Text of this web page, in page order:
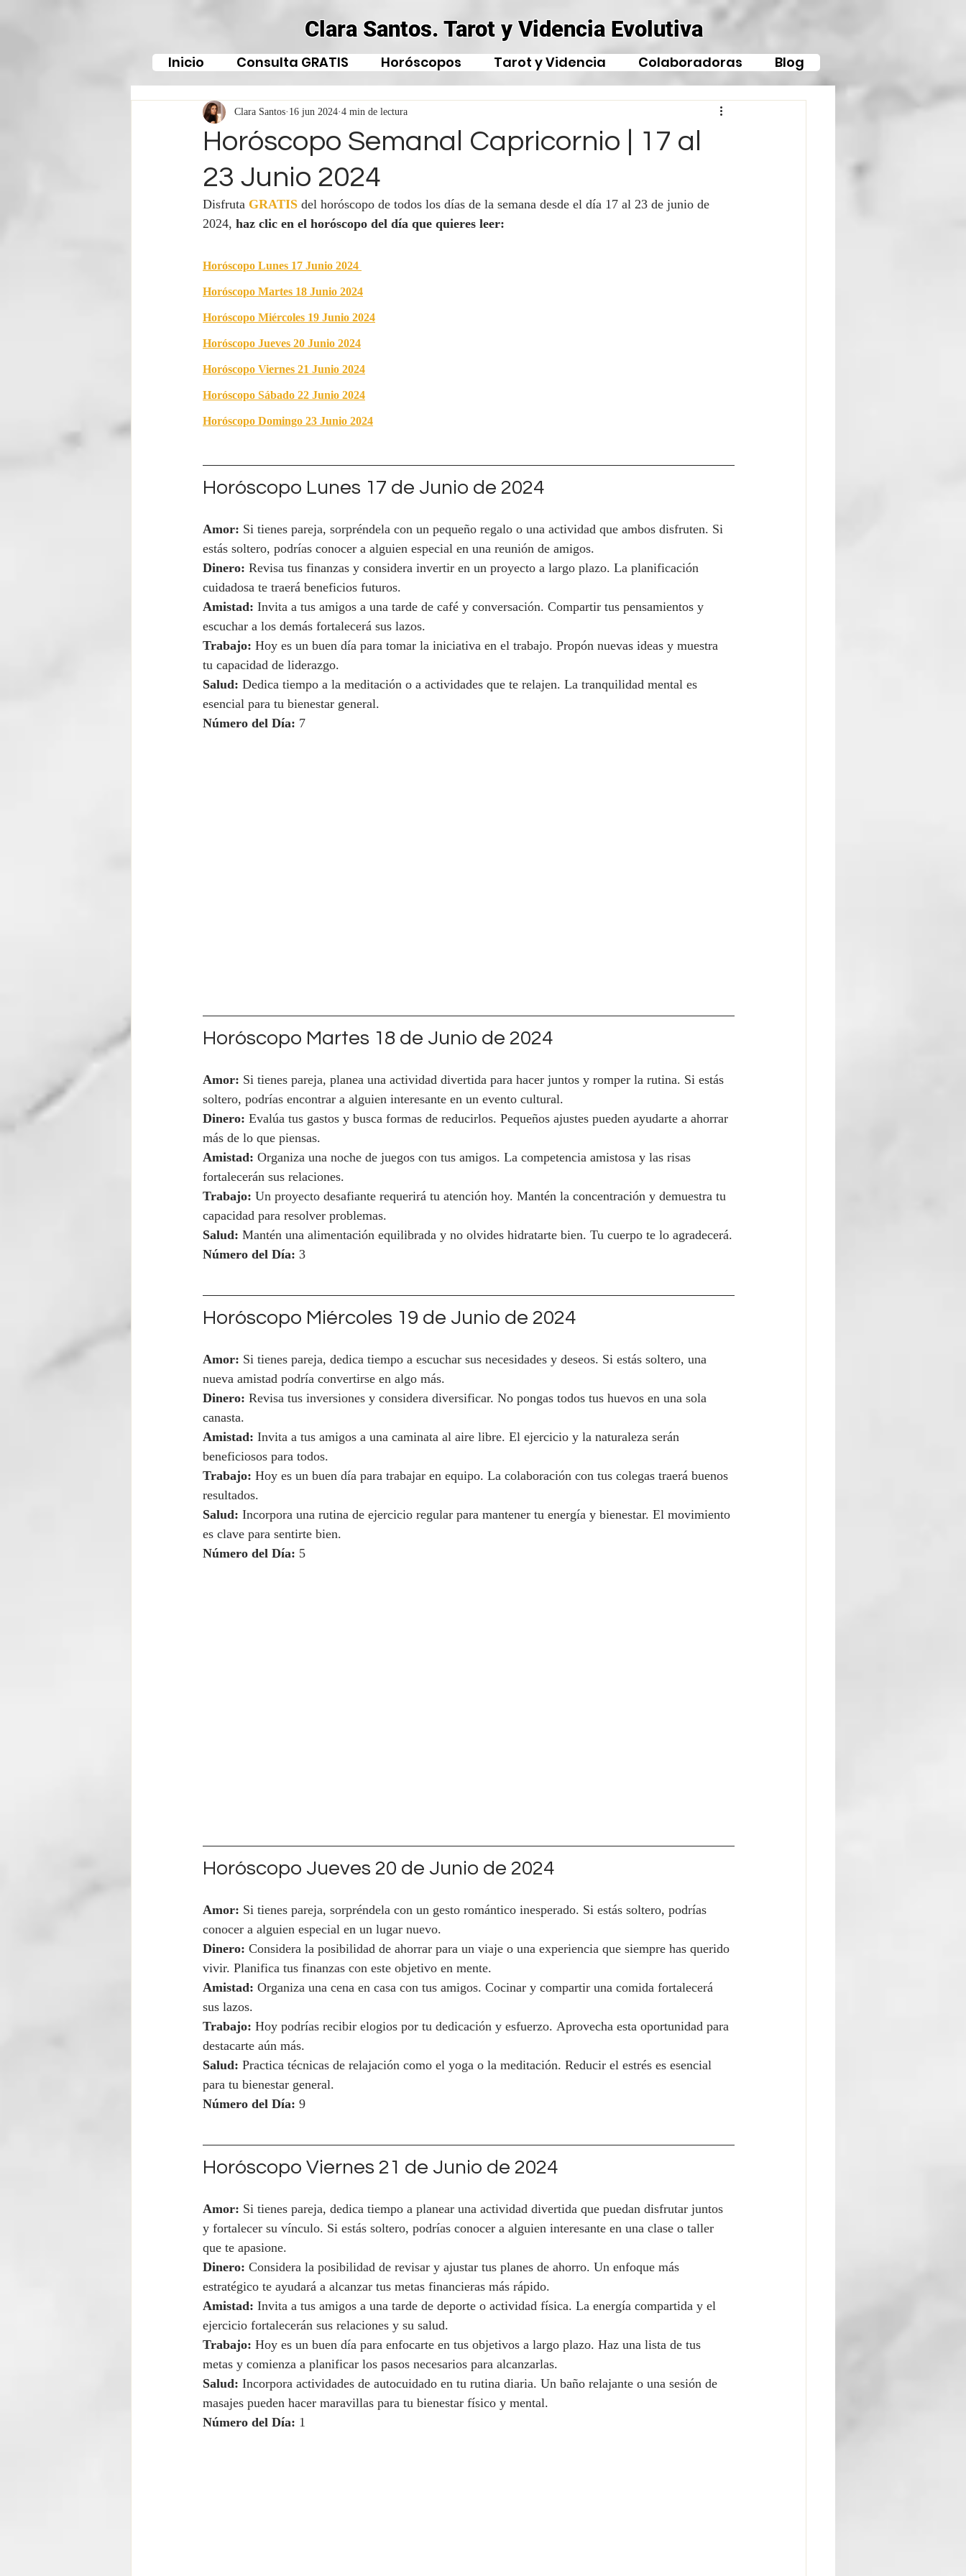
Clara Santos. Tarot y Videncia Evolutiva
Inicio Consulta GRATIS Horóscopos Tarot y Videncia Colaboradoras Blog
Horóscopo Semanal Capricornio | 17 al
23 Junio 2024
Clara Santos 16 jun 20244 min de lectura
Disfruta GRATISdel horóscopo de todos los días de la semana desde el día 17 al 23 de junio de
2024, haz clic en el horóscopo del día que quieres leer:
Horóscopo Lunes 17 Junio 2024
Horóscopo Martes 18 Junio 2024
Horóscopo Miércoles 19 Junio 2024
Horóscopo Jueves 20 Junio 2024
Horóscopo Viernes 21 Junio 2024
Horóscopo Sábado 22 Junio 2024
Horóscopo Domingo 23 Junio 2024
Horóscopo Lunes 17 de Junio de 2024
Amor: Si tienes pareja, sorpréndela con un pequeño regalo o una actividad que ambos disfruten. Si
estás soltero, podrías conocer a alguien especial en una reunión de amigos.
Dinero: Revisa tus finanzas y considera invertir en un proyecto a largo plazo. La planificación
cuidadosa te traerá beneficios futuros.
Amistad: Invita a tus amigos a una tarde de café y conversación. Compartir tus pensamientos y
escuchar a los demás fortalecerá sus lazos.
Trabajo: Hoy es un buen día para tomar la iniciativa en el trabajo. Propón nuevas ideas y muestra
tu capacidad de liderazgo.
Salud: Dedica tiempo a la meditación o a actividades que te relajen. La tranquilidad mental es
esencial para tu bienestar general.
Número del Día: 7
Horóscopo Martes 18 de Junio de 2024
Amor: Si tienes pareja, planea una actividad divertida para hacer juntos y romper la rutina. Si estás
soltero, podrías encontrar a alguien interesante en un evento cultural.
Dinero: Evalúa tus gastos y busca formas de reducirlos. Pequeños ajustes pueden ayudarte a ahorrar
más de lo que piensas.
Amistad: Organiza una noche de juegos con tus amigos. La competencia amistosa y las risas
fortalecerán sus relaciones.
Trabajo: Un proyecto desafiante requerirá tu atención hoy. Mantén la concentración y demuestra tu
capacidad para resolver problemas.
Salud: Mantén una alimentación equilibrada y no olvides hidratarte bien. Tu cuerpo te lo agradecerá.
Número del Día: 3
Horóscopo Miércoles 19 de Junio de 2024
Amor: Si tienes pareja, dedica tiempo a escuchar sus necesidades y deseos. Si estás soltero, una
nueva amistad podría convertirse en algo más.
Dinero: Revisa tus inversiones y considera diversificar. No pongas todos tus huevos en una sola
canasta.
Amistad: Invita a tus amigos a una caminata al aire libre. El ejercicio y la naturaleza serán
beneficiosos para todos.
Trabajo: Hoy es un buen día para trabajar en equipo. La colaboración con tus colegas traerá buenos
resultados.
Salud: Incorpora una rutina de ejercicio regular para mantener tu energía y bienestar. El movimiento
es clave para sentirte bien.
Número del Día: 5
Horóscopo Jueves 20 de Junio de 2024
Amor: Si tienes pareja, sorpréndela con un gesto romántico inesperado. Si estás soltero, podrías
conocer a alguien especial en un lugar nuevo.
Dinero: Considera la posibilidad de ahorrar para un viaje o una experiencia que siempre has querido
vivir. Planifica tus finanzas con este objetivo en mente.
Amistad: Organiza una cena en casa con tus amigos. Cocinar y compartir una comida fortalecerá
sus lazos.
Trabajo: Hoy podrías recibir elogios por tu dedicación y esfuerzo. Aprovecha esta oportunidad para
destacarte aún más.
Salud: Practica técnicas de relajación como el yoga o la meditación. Reducir el estrés es esencial
para tu bienestar general.
Número del Día: 9
Horóscopo Viernes 21 de Junio de 2024
Amor: Si tienes pareja, dedica tiempo a planear una actividad divertida que puedan disfrutar juntos
y fortalecer su vínculo. Si estás soltero, podrías conocer a alguien interesante en una clase o taller
que te apasione.
Dinero: Considera la posibilidad de revisar y ajustar tus planes de ahorro. Un enfoque más
estratégico te ayudará a alcanzar tus metas financieras más rápido.
Amistad: Invita a tus amigos a una tarde de deporte o actividad física. La energía compartida y el
ejercicio fortalecerán sus relaciones y su salud.
Trabajo: Hoy es un buen día para enfocarte en tus objetivos a largo plazo. Haz una lista de tus
metas y comienza a planificar los pasos necesarios para alcanzarlas.
Salud: Incorpora actividades de autocuidado en tu rutina diaria. Un baño relajante o una sesión de
masajes pueden hacer maravillas para tu bienestar físico y mental.
Número del Día: 1